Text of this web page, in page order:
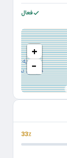
فعال
+
−
33٪